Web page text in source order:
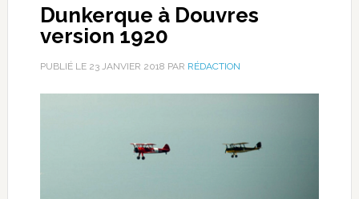
Dunkerque à Douvres
version 1920
PUBLIÉ LE 23 JANVIER 2018 PAR RÉDACTION